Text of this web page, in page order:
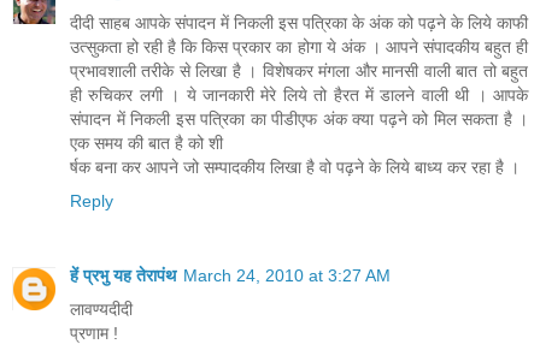
दीदी साहब आपके संपादन में निकली इस पत्रिका के अंक को पढ़ने के लिये काफी
उत्‍सुकता हो रही है कि किस प्रकार का होगा ये अंक । आपने संपादकीय बहुत ही
प्रभावशाली तरीके से लिखा है । विशेषकर मंगला और मानसी वाली बात तो बहुत
ही रुचिकर लगी । ये जानकारी मेरे लिये तो हैरत में डालने वाली थी । आपके
संपादन में निकली इस पत्रिका का पीडीएफ अंक क्‍या पढ़ने को मिल सकता है ।
एक समय की बात है को शी
र्षक बना कर आपने जो सम्‍पादकीय लिखा है वो पढ़ने के लिये बाध्‍य कर रहा है ।
Reply
हें प्रभु यह तेरापंथ March 24, 2010 at 3:27 AM
लावण्यदीदी
प्रणाम !